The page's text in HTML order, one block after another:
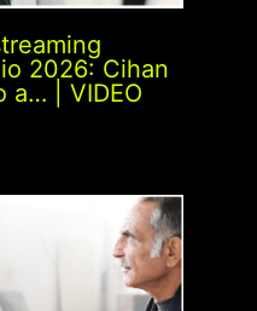
2026: Cihan
a… | VIDEO